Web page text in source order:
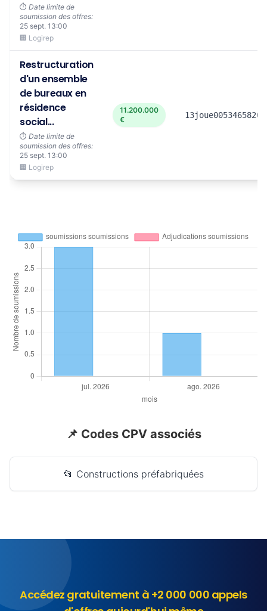
⏱️ Date limite de
soumission des offres:
25 sept. 13:00
🏢 Logirep
Restructuration
d'un ensemble
de bureaux en
résidence
social...
⏱️ Date limite de
soumission des offres:
25 sept. 13:00
🏢 Logirep
11.200.000
€
📌 Codes CPV associés
📂 Constructions préfabriquées
Accédez gratuitement à +2 000 000 appels